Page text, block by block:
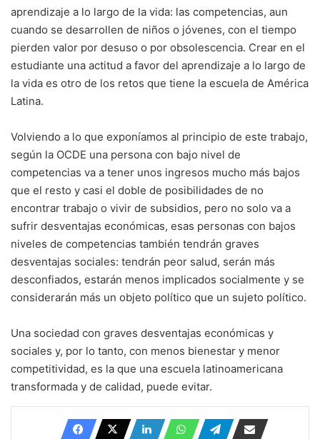
aprendizaje a lo largo de la vida: las competencias, aun
cuando se desarrollen de niños o jóvenes, con el tiempo
pierden valor por desuso o por obsolescencia. Crear en el
estudiante una actitud a favor del aprendizaje a lo largo de
la vida es otro de los retos que tiene la escuela de América
Latina.
Volviendo a lo que exponíamos al principio de este trabajo,
según la OCDE una persona con bajo nivel de
competencias va a tener unos ingresos mucho más bajos
que el resto y casi el doble de posibilidades de no
encontrar trabajo o vivir de subsidios, pero no solo va a
sufrir desventajas económicas, esas personas con bajos
niveles de competencias también tendrán graves
desventajas sociales: tendrán peor salud, serán más
desconfiados, estarán menos implicados socialmente y se
considerarán más un objeto político que un sujeto político.
Una sociedad con graves desventajas económicas y
sociales y, por lo tanto, con menos bienestar y menor
competitividad, es la que una escuela latinoamericana
transformada y de calidad, puede evitar.